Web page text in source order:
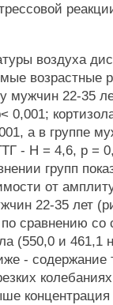
воздуха
возрастные
мужчин 22-35
0,001;
а в группе
- Н = 4,6, р =
групп
от
22-35 лет
сравнению
(550,0 и 461,1
- содержание
концентрация